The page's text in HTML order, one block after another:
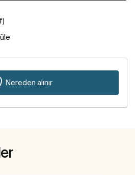
Nereden alınır